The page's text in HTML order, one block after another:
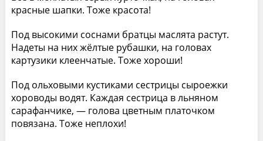
красные шапки. Тоже красота!
Под высокими соснами братцы маслята растут.
Надеты на них жёлтые рубашки, на головах
картузики клеенчатые. Тоже хороши!
Под ольховыми кустиками сестрицы сыроежки
хороводы водят. Каждая сестрица в льняном
сарафанчике, — голова цветным платочком
повязана. Тоже неплохи!